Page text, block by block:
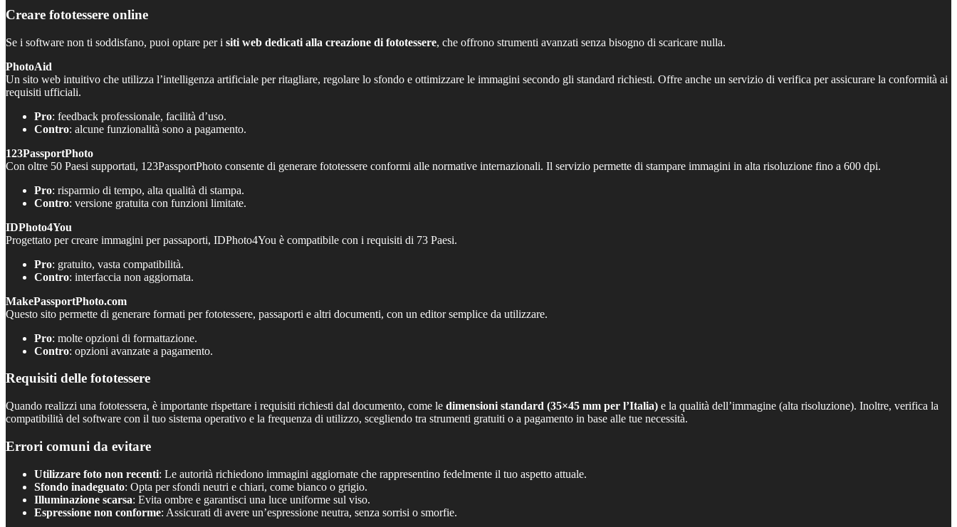
Creare fototessere online
Se i software non ti soddisfano, puoi optare per i siti web dedicati alla creazione di fototessere, che offrono strumenti avanzati senza bisogno di scaricare nulla.
PhotoAid
Un sito web intuitivo che utilizza l’intelligenza artificiale per ritagliare, regolare lo sfondo e ottimizzare le immagini secondo gli standard richiesti. Offre anche un servizio di verifica per assicurare la conformità ai
requisiti ufficiali.
Pro: feedback professionale, facilità d’uso.
Contro: alcune funzionalità sono a pagamento.
123PassportPhoto
Con oltre 50 Paesi supportati, 123PassportPhoto consente di generare fototessere conformi alle normative internazionali. Il servizio permette di stampare immagini in alta risoluzione fino a 600 dpi.
Pro: risparmio di tempo, alta qualità di stampa.
Contro: versione gratuita con funzioni limitate.
IDPhoto4You
Progettato per creare immagini per passaporti, IDPhoto4You è compatibile con i requisiti di 73 Paesi.
Pro: gratuito, vasta compatibilità.
Contro: interfaccia non aggiornata.
MakePassportPhoto.com
Questo sito permette di generare formati per fototessere, passaporti e altri documenti, con un editor semplice da utilizzare.
Pro: molte opzioni di formattazione.
Contro: opzioni avanzate a pagamento.
Requisiti delle fototessere
Quando realizzi una fototessera, è importante rispettare i requisiti richiesti dal documento, come le dimensioni standard (35×45 mm per l’Italia) e la qualità dell’immagine (alta risoluzione). Inoltre, verifica la
compatibilità del software con il tuo sistema operativo e la frequenza di utilizzo, scegliendo tra strumenti gratuiti o a pagamento in base alle tue necessità.
Errori comuni da evitare
Utilizzare foto non recenti: Le autorità richiedono immagini aggiornate che rappresentino fedelmente il tuo aspetto attuale.
Sfondo inadeguato: Opta per sfondi neutri e chiari, come bianco o grigio.
Illuminazione scarsa: Evita ombre e garantisci una luce uniforme sul viso.
Espressione non conforme: Assicurati di avere un’espressione neutra, senza sorrisi o smorfie.